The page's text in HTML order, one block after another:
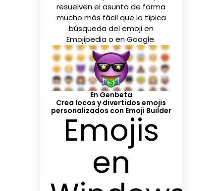
resuelven el asunto de forma
mucho más fácil que la típica
búsqueda del emoji en
Emojipediao en Google.
En Genbeta
Crea locos y divertidos emojis
personalizados con Emoji Builder
Emojis
en